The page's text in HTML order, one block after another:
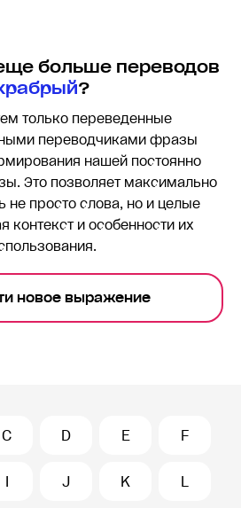
больше переводов
?
только переведенные
переводчиками фразы
нашей постоянно
Это позволяет максимально
не просто слова, но и целые
контекст и особенности их
новое выражение
C D E F
I J K L